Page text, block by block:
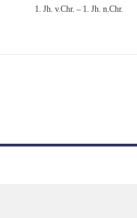
1. Jh. v.Chr. – 1. Jh. n.Chr.